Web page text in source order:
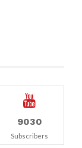
9030
Subscribers